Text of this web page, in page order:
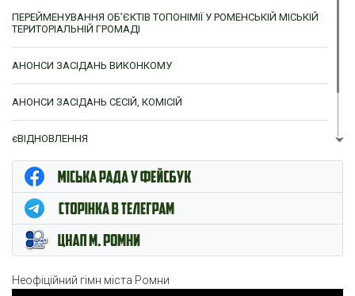
ПЕРЕЙМЕНУВАННЯ ОБ’ЄКТІВ ТОПОНІМІЇ У РОМЕНСЬКІЙ МІСЬКІЙ
ТЕРИТОРІАЛЬНІЙ ГРОМАДІ
АНОНСИ ЗАСІДАНЬ ВИКОНКОМУ
АНОНСИ ЗАСІДАНЬ СЕСІЙ, КОМІСІЙ
єВІДНОВЛЕННЯ
ЦНАП м. Ромни
Неофіційний гімн міста Ромни